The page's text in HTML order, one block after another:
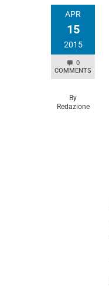
APR
15
2015
0
COMMENTS
By
Redazione